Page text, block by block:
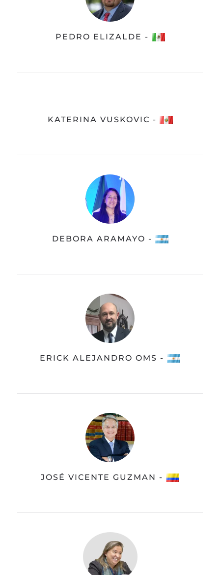
PEDRO ELIZALDE -
KATERINA VUSKOVIC -
DEBORA ARAMAYO -
ERICK ALEJANDRO OMS -
JOSÉ VICENTE GUZMAN -